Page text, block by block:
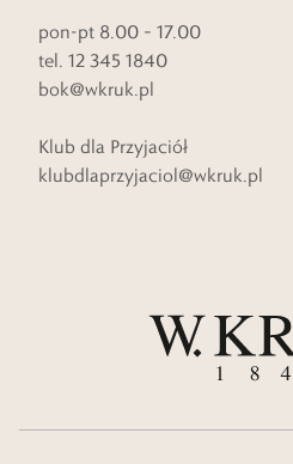
pon-pt 8.00 – 17.00
tel. 12 345 1840
bok@wkruk.pl
Klub dla Przyjaciół
klubdlaprzyjaciol@wkruk.pl